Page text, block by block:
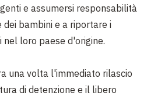
e assumersi responsabilità
bambini e a riportare i
nel loro paese d'origine.
una volta l'immediato rilascio
di detenzione e il libero